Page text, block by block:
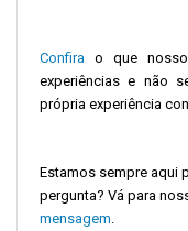
Confira o que
experiências e não
própria experiência
Estamos sempre aqui
pergunta? Vá para
mensagem.